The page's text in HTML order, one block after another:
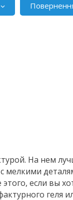
На нем
мелкими
если вы
геля